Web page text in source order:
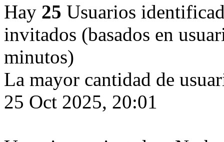
Hay 25 Usuarios
invitados (basados en
minutos)
La mayor cantidad de
25 Oct 2025, 20:01